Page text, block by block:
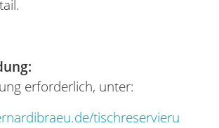
erforderlich, unter:
tischreservierung